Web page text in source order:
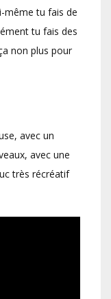
même tu fais de
tu fais des
non plus pour
avec un
avec une
très récréatif